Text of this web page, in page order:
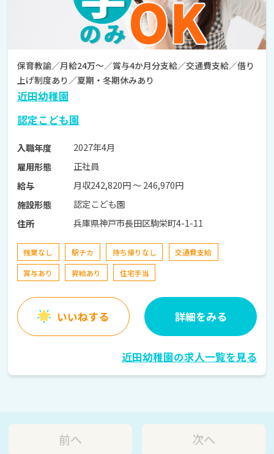
保育教諭／月給24万～／賞与4か月分支給／交通費支給／借り
上げ制度あり／夏期・冬期休みあり
近田幼稚園
認定こども園
入職年度
2027年4月
雇用形態
正社員
給与
月収242,820円 〜 246,970円
施設形態
認定こども園
住所
兵庫県神戸市長田区駒栄町4-1-11
残業なし 駅チカ 持ち帰りなし
交通費支給
賞与あり
昇給あり 住宅手当
いいねする 詳細をみる
近田幼稚園の求人一覧を見る
前へ 次へ